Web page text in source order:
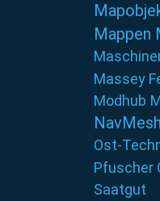
Mappen
Massey
Modhub
NavMesh
Ost-
Pfuscher
Saatgut